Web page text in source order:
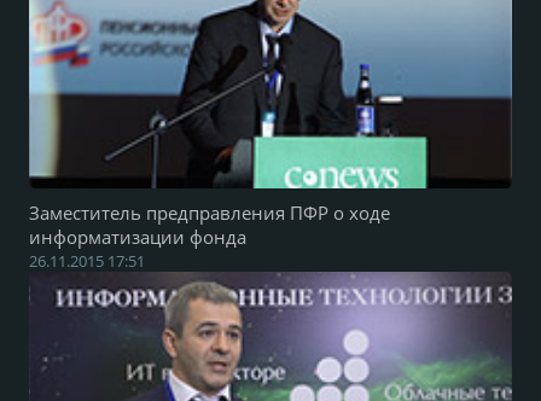
Заместитель предправления ПФР о ходе
информатизации фонда
26.11.2015 17:51